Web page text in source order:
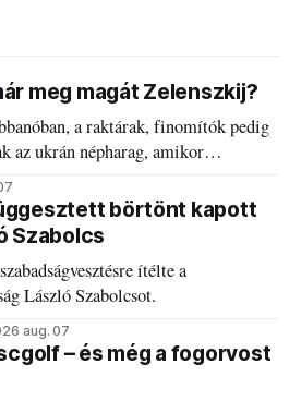
meg magát Zelenszkij?
a raktárak, finomítók pedig
az ukrán népharag, amikor
börtönt kapott
Szabolcs
ítélte a
László Szabolcsot.
aug. 07
– és még a fogorvost